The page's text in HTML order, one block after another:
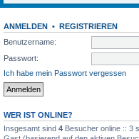
ANMELDEN • REGISTRIEREN
Benutzername:
Passwort:
Ich habe mein Passwort vergessen
WER IST ONLINE?
Insgesamt sind 4 Besucher online :: 3